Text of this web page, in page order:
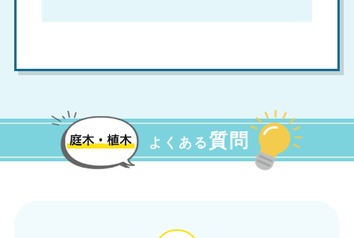
よくある質問